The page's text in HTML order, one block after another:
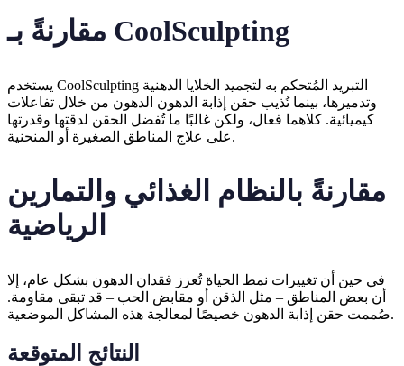
مقارنةً بـ CoolSculpting
يستخدم CoolSculpting التبريد المُتحكم به لتجميد الخلايا الدهنية
وتدميرها، بينما تُذيب حقن إذابة الدهون الدهون من خلال تفاعلات
كيميائية. كلاهما فعال، ولكن غالبًا ما تُفضل الحقن لدقتها وقدرتها
على علاج المناطق الصغيرة أو المنحنية.
مقارنةً بالنظام الغذائي والتمارين
الرياضية
في حين أن تغييرات نمط الحياة تُعزز فقدان الدهون بشكل عام، إلا
أن بعض المناطق – مثل الذقن أو مقابض الحب – قد تبقى مقاومة.
صُممت حقن إذابة الدهون خصيصًا لمعالجة هذه المشاكل الموضعية.
النتائج المتوقعة